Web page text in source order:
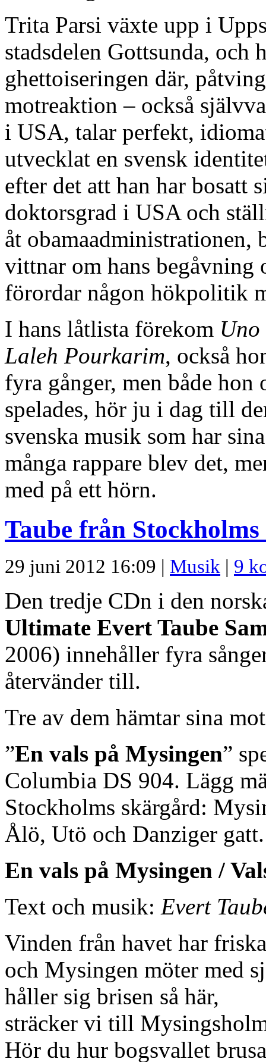
Trita Parsi växte upp i
stadsdelen Gottsunda, och
ghettoiseringen där,
motreaktion – också
i USA, talar perfekt,
utvecklat en svensk
efter det att han har bosatt
doktorsgrad i USA och
åt obamaadministrationen,
vittnar om hans begåvning
förordar någon hökpolitik
I hans låtlista förekom Uno
Laleh Pourkarim, också
fyra gånger, men både
spelades, hör ju i dag till
svenska musik som har
många rappare blev det,
med på ett hörn.
Taube från
29 juni 2012 16:09 | Musik | 9
Den tredje CDn i den
Ultimate Evert Taube
2006) innehåller fyra
återvänder till.
Tre av dem hämtar sina
”En vals på Mysingen”
Columbia DS 904. Lägg
Stockholms skärgård:
Ålö, Utö och Danziger gatt.
En vals på Mysingen /
Text och musik: Evert
Vinden från havet har
och Mysingen möter med
håller sig brisen så här,
sträcker vi till
Hör du hur bogsvallet